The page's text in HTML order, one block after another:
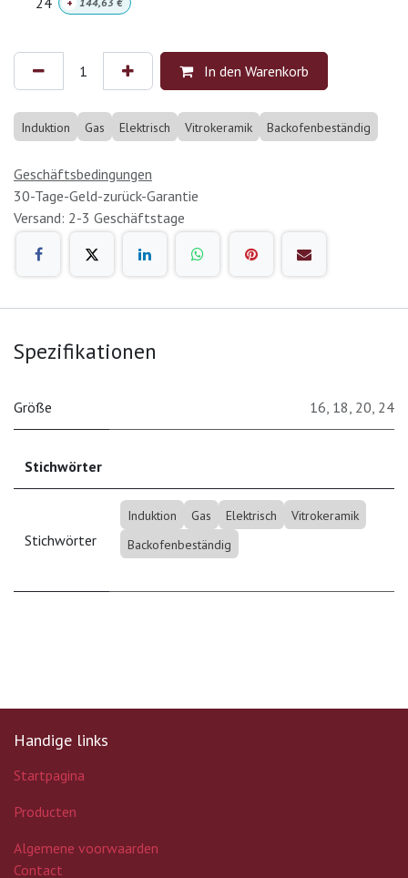
In den Warenkorb
Induktion Gas Elektrisch Vitrokeramik Backofenbeständig
Geschäftsbedingungen
30-Tage-Geld-zurück-Garantie
Versand: 2-3 Geschäftstage
Spezifikationen
Größe 16 18 20 24
Stichwörter
Stichwörter
Induktion Gas Elektrisch
Vitrokeramik
Backofenbeständig
Handige links
Startpagina
Producten
Algemene voorwaarden
Contact